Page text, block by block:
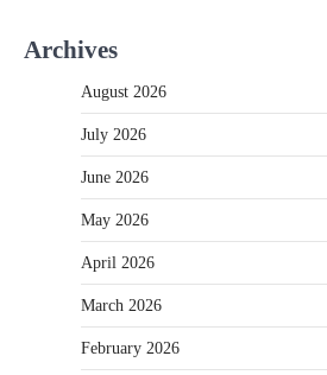
Archives
August 2026
July 2026
June 2026
May 2026
April 2026
March 2026
February 2026